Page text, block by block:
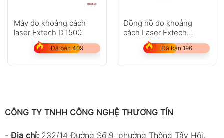
Máy đo khoảng cách
laser Extech DT500
Đã bán 409
Đồng hồ đo khoảng
cách Laser Extech
DT300
Đã bán 196
CÔNG TY TNHH CÔNG NGHỆ THƯƠNG TÍN
-Địa chỉ: 232/14 Đường Số 9, phường Thông Tây Hội,